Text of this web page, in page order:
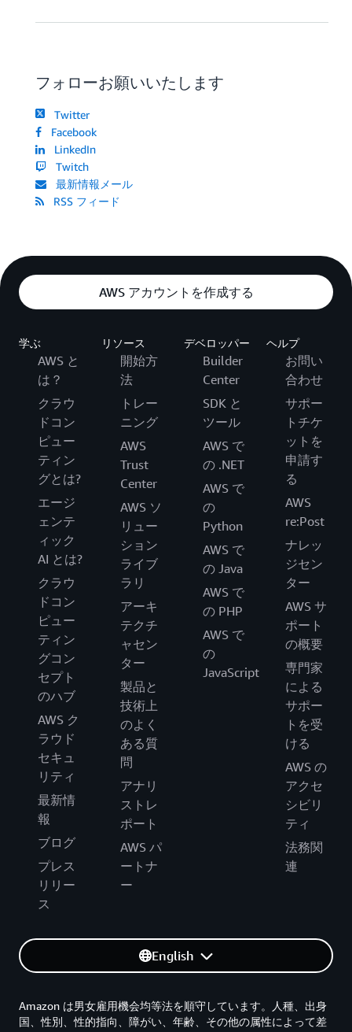
フォローお願いいたします
Twitter
Facebook
LinkedIn
Twitch
最新情報メール
RSS フィード
AWS アカウントを作成する
学ぶ
AWS と
は？
クラウ
ドコン
ピュー
ティン
グとは?
エージ
ェンテ
ィック
AI とは?
クラウ
ドコン
ピュー
ティン
グコン
セプト
のハブ
AWS ク
ラウド
セキュ
リティ
最新情
報
ブログ
プレス
リリー
ス
リソース
開始方
法
トレー
ニング
AWS
Trust
Center
AWS ソ
リュー
ション
ライブ
ラリ
アーキ
テクチ
ャセン
ター
製品と
技術上
のよく
ある質
問
アナリ
ストレ
ポート
AWS パ
ートナ
ー
デベロッパー
Builder
Center
SDK と
ツール
AWS で
の .NET
AWS で
の
Python
AWS で
の Java
AWS で
の PHP
AWS で
の
JavaScript
ヘルプ
お問い
合わせ
サポー
トチケ
ットを
申請す
る
AWS
re:Post
ナレッ
ジセン
ター
AWS サ
ポート
の概要
専門家
による
サポー
トを受
ける
AWS の
アクセ
シビリ
ティ
法務関
連
English
Amazon は男女雇用機会均等法を順守しています。人種、出身
国、性別、性的指向、障がい、年齢、その他の属性によって差